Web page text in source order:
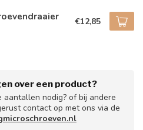
€12,85
over een product?
nodig? of bij andere
contact op met ons via de